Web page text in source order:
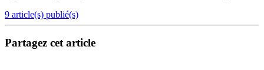
9 article(s) publié(s)
Partagez cet article